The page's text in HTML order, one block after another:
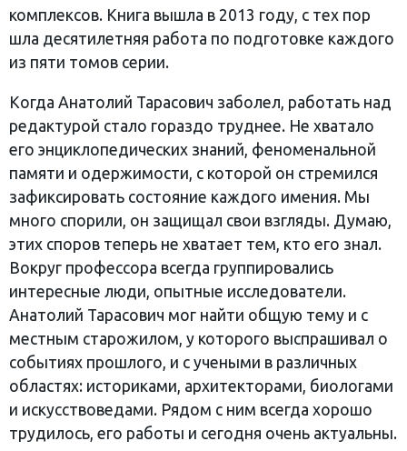
комплексов. Книга вышла в 2013 году, с тех пор
шла десятилетняя работа по подготовке каждого
из пяти томов серии.
Когда Анатолий Тарасович заболел, работать над
редактурой стало гораздо труднее. Не хватало
его энциклопедических знаний, феноменальной
памяти и одержимости, с которой он стремился
зафиксировать состояние каждого имения. Мы
много спорили, он защищал свои взгляды. Думаю,
этих споров теперь не хватает тем, кто его знал.
Вокруг профессора всегда группировались
интересные люди, опытные исследователи.
Анатолий Тарасович мог найти общую тему и с
местным старожилом, у которого выспрашивал о
событиях прошлого, и с учеными в различных
областях: историками, архитекторами, биологами
и искусствоведами. Рядом с ним всегда хорошо
трудилось, его работы и сегодня очень актуальны.